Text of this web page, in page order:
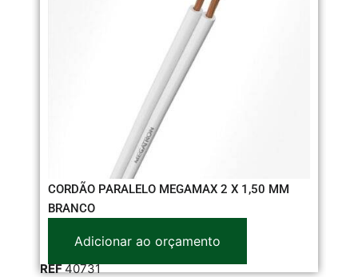
CORDÃO PARALELO MEGAMAX 2 X 1,50 MM
BRANCO
Adicionar ao orçamento
REF40731